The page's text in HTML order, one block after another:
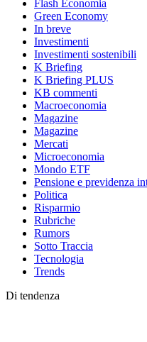
Flash Economia
Green Economy
In breve
Investimenti
Investimenti sostenibili
K Briefing
K Briefing PLUS
KB commenti
Macroeconomia
Magazine
Magazine
Mercati
Microeconomia
Mondo ETF
Pensione e previdenza
Politica
Risparmio
Rubriche
Rumors
Sotto Traccia
Tecnologia
Trends
Di tendenza